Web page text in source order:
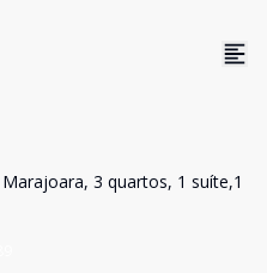
3 quartos, 1 suíte,1